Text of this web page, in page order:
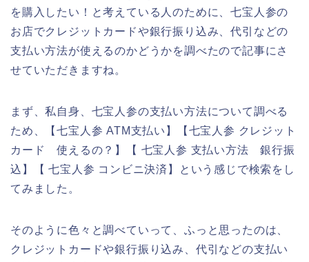
を購入したい！と考えている人のために、七宝人参の
お店でクレジットカードや銀行振り込み、代引などの
支払い方法が使えるのかどうかを調べたので記事にさ
せていただきますね。
まず、私自身、七宝人参の支払い方法について調べる
ため、【七宝人参 ATM支払い】【七宝人参 クレジット
カード 使えるの？】【 七宝人参 支払い方法 銀行振
込】【 七宝人参 コンビニ決済】という感じで検索をし
てみました。
そのように色々と調べていって、ふっと思ったのは、
クレジットカードや銀行振り込み、代引などの支払い